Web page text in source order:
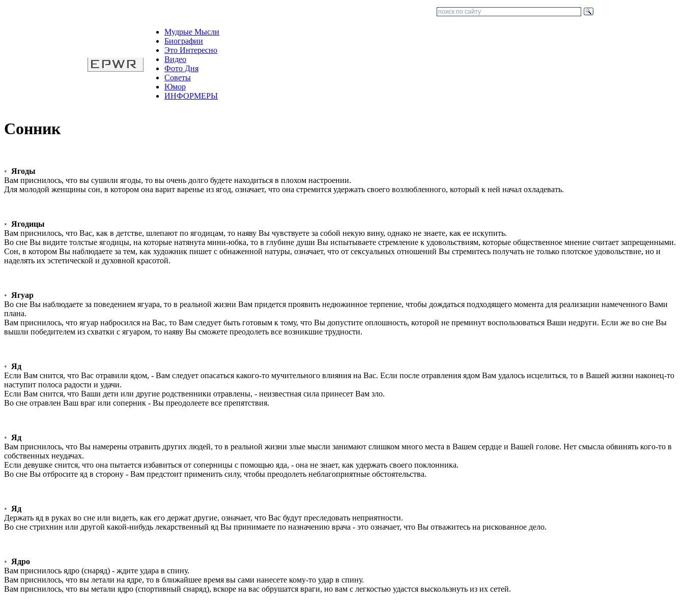
Мудрые Мысли
Биографии
Это Интересно
Видео
Фото Дня
Советы
Юмор
ИНФОРМЕРЫ
Сонник
• Ягоды
Вам приснилось, что вы сушили ягоды, то вы очень долго будете находиться в плохом настроении.
Для молодой женщины сон, в котором она варит варенье из ягод, означает, что она стремится удержать своего возлюбленного, который к ней начал охладевать.
• Ягодицы
Вам приснилось, что Вас, как в детстве, шлепают по ягодицам, то наяву Вы чувствуете за собой некую вину, однако не знаете, как ее искупить.
Во сне Вы видите толстые ягодицы, на которые натянута мини-юбка, то в глубине души Вы испытываете стремление к удовольствиям, которые общественное мнение считает запрещенными.
Сон, в котором Вы наблюдаете за тем, как художник пишет с обнаженной натуры, означает, что от сексуальных отношений Вы стремитесь получать не только плотское удовольствие, но и
наделять их эстетической и духовной красотой.
• Ягуар
Во сне Вы наблюдаете за поведением ягуара, то в реальной жизни Вам придется проявить недюжинное терпение, чтобы дождаться подходящего момента для реализации намеченного Вами
плана.
Вам приснилось, что ягуар набросился на Вас, то Вам следует быть готовым к тому, что Вы допустите оплошность, которой не преминут воспользоваться Ваши недруги. Если же во сне Вы
вышли победителем из схватки с ягуаром, то наяву Вы сможете преодолеть все возникшие трудности.
• Яд
Если Вам снится, что Вас отравили ядом, - Вам следует опасаться какого-то мучительного влияния на Вас. Если после отравления ядом Вам удалось исцелиться, то в Вашей жизни наконец-то
наступит полоса радости и удачи.
Если Вам снится, что Ваши дети или другие родственники отравлены, - неизвестная сила принесет Вам зло.
Во сне отравлен Ваш враг или соперник - Вы преодолеете все препятствия.
• Яд
Вам приснилось, что Вы намерены отравить других людей, то в реальной жизни злые мысли занимают слишком много места в Вашем сердце и Вашей голове. Нет смысла обвинять кого-то в
собственных неудачах.
Если девушке снится, что она пытается избавиться от соперницы с помощью яда, - она не знает, как удержать своего поклонника.
Во сне Вы отбросите яд в сторону - Вам предстоит применить силу, чтобы преодолеть неблагоприятные обстоятельства.
• Яд
Держать яд в руках во сне или видеть, как его держат другие, означает, что Вас будут преследовать неприятности.
Во сне стрихнин или другой какой-нибудь лекарственный яд Вы принимаете по назначению врача - это означает, что Вы отважитесь на рискованное дело.
• Ядро
Вам приснилось ядро (снаряд) - ждите удара в спину.
Вам приснилось, что вы летали на ядре, то в ближайшее время вы сами нанесете кому-то удар в спину.
Вам приснилось, что вы метали ядро (спортивный снаряд), вскоре на вас обрушатся враги, но вам с легкостью удастся выскользнуть из их сетей.